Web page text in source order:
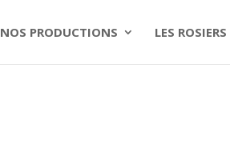
NOS PRODUCTIONS LES ROSIERS